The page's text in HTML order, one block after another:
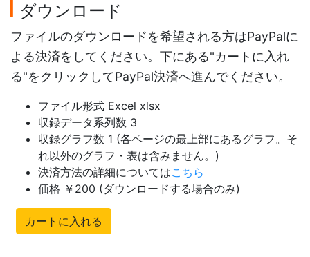
ダウンロード
ファイルのダウンロードを希望される方はPayPalに
よる決済をしてください。下にある"カートに入れ
る"をクリックしてPayPal決済へ進んでください。
ファイル形式 Excel xlsx
収録データ系列数 3
収録グラフ数 1 (各ページの最上部にあるグラフ。そ
れ以外のグラフ・表は含みません。)
決済方法の詳細についてはこちら
価格 ￥200 (ダウンロードする場合のみ)
カートに入れる